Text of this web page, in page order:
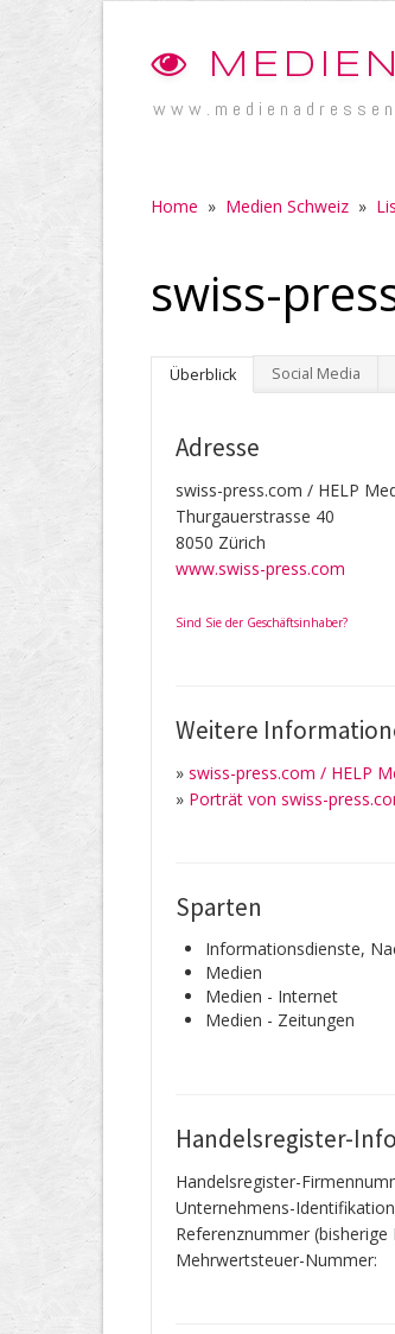
Home » Medien Schweiz »
swiss-
Überblick Social Media
Adresse
swiss-press.com / HELP
Thurgauerstrasse 40
8050 Zürich
www.swiss-press.com
Sind Sie der Geschäftsinhaber?
Weitere
» swiss-press.com / HELP
» Porträt von swiss-
Sparten
Informationsdienste,
Medien
Medien - Internet
Medien - Zeitungen
Handelsregister-
Handelsregister-
Unternehmens-
Referenznummer (bisherige
Mehrwertsteuer-Nummer: